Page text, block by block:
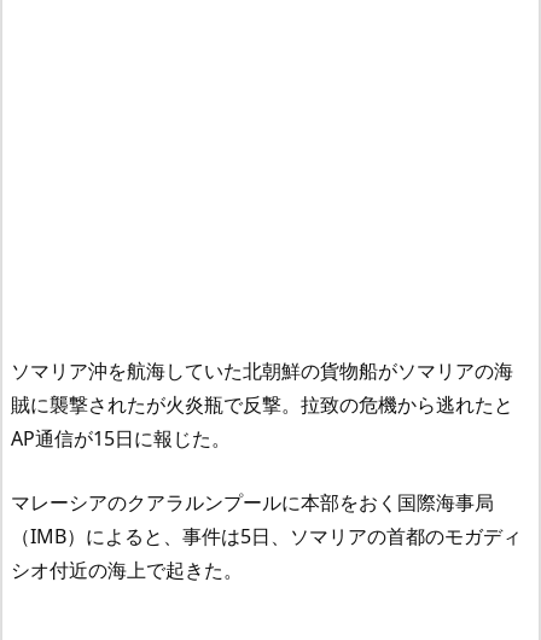
ソマリア沖を航海していた北朝鮮の貨物船がソマリアの海
賊に襲撃されたが火炎瓶で反撃。拉致の危機から逃れたと
AP通信が15日に報じた。
マレーシアのクアラルンプールに本部をおく国際海事局
（IMB）によると、事件は5日、ソマリアの首都のモガディ
シオ付近の海上で起きた。